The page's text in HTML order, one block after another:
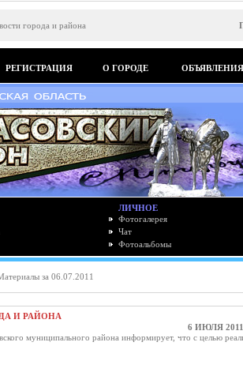
города и района
РЕГИСТРАЦИЯ О ГОРОДЕ ОБЪЯВЛЕНИЯ
ЛИЧНОЕ
Фотогалерея
Чат
Фотоальбомы
за 06.07.2011
И РАЙОНА
6 ИЮЛЯ
муниципального района информирует, что с целью